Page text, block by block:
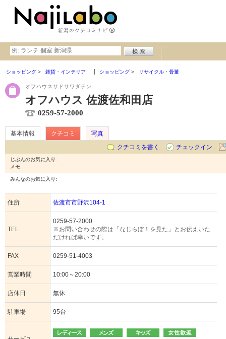
ショッピング 雑貨・インテリア ショッピング リサイクル・骨董
オフハウスサドサワダテン
オフハウス 佐渡佐和田店
0259-57-2000
基本情報 クチコミ
写真
クチコミを書く
チェックイン
じぶんのお気に入り:
メモ:
みんなのお気に入り:
住所 佐渡市市野沢104-1
TEL
0259-57-2000
※お問い合わせの際は「なじらぼ！を見た」とお伝えいた
だければ幸いです。
FAX 0259-51-4003
営業時間 10:00～20:00
店休日 無休
駐車場 95台